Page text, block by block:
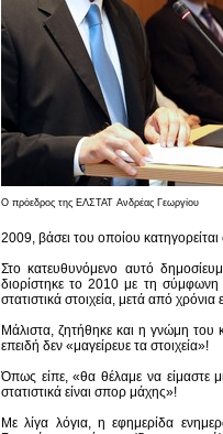
Ο πρόεδρος της ΕΛΣΤΑΤ Ανδρέας Γεωργίου
2009, βάσει του οποίου
Στο κατευθυνόμενο αυτό
διορίστηκε το 2010 με τη σύμφωνη
στατιστικά στοιχεία, μετά από
Μάλιστα, ζητήθηκε και η γνώμη του
επειδή δεν «μαγείρευε τα στοιχεία»!
Όπως είπε, «θα θέλαμε να είμαστε
στατιστικά είναι σπορ μάχης»!
Με λίγα λόγια, η εφημερίδα